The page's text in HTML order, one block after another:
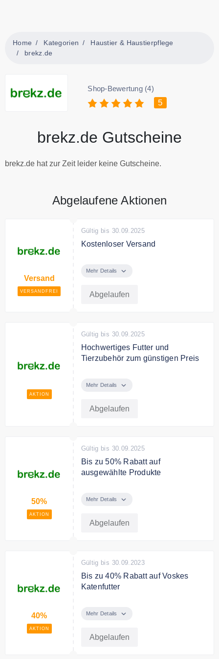
Home Kategorien
Haustier & Haustierpflege
brekz.de
Shop-Bewertung (4)
5
brekz.de Gutscheine
brekz.de hat zur Zeit leider keine Gutscheine.
Abgelaufene Aktionen
Versand
VERSANDFREI
Gültig bis 30.09.2025
Kostenloser Versand
versandkostenfrei.
Mehr Details
Abgelaufen
AKTION
Gültig bis 30.09.2025
Hochwertiges Futter und
Tierzubehör zum günstigen Preis
hochwertiges Futter und
Preis.
Mehr Details
Abgelaufen
50%
AKTION
Gültig bis 30.09.2025
Bis zu 50% Rabatt auf
ausgewählte Produkte
ausgewählte Produkte bei
Mehr Details
Abgelaufen
40%
AKTION
Gültig bis 30.09.2023
Bis zu 40% Rabatt auf Voskes
Katenfutter
Katenfutter.
Mehr Details
Abgelaufen